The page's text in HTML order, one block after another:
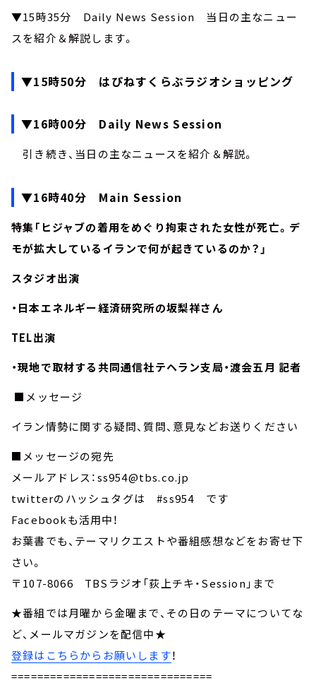
▼15時35分 Daily News Session 当日の主なニュー
スを紹介＆解説します。
▼15時50分 はぴねすくらぶラジオショッピング
▼16時00分 Daily News Session
引き続き、当日の主なニュースを紹介＆解説。
▼16時40分 Main Session
特集「ヒジャブの着用をめぐり拘束された女性が死亡。デ
モが拡大しているイランで何が起きているのか？」
スタジオ出演
・日本エネルギー経済研究所の坂梨祥さん
TEL出演
・現地で取材する共同通信社テヘラン支局・渡会五月 記者
■メッセージ
イラン情勢に関する疑問、質問、意見などお送りください
■メッセージの宛先
メールアドレス：ss954@tbs.co.jp
twitterのハッシュタグは #ss954 です
Facebookも活用中！
お葉書でも、テーマリクエストや番組感想などをお寄せ下
さい。
〒107-8066 TBSラジオ「荻上チキ・Session」まで
★番組では月曜から金曜まで、その日のテーマについてな
ど、メールマガジンを配信中★
登録はこちらからお願いします！
===============================